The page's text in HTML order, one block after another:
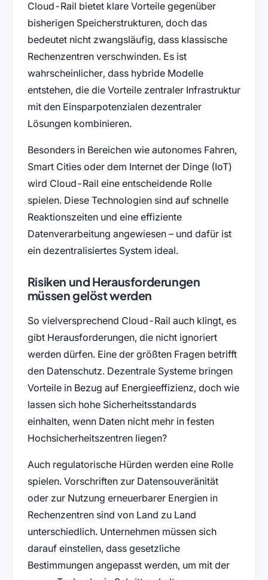
Cloud-Rail bietet klare Vorteile gegenüber
bisherigen Speicherstrukturen, doch das
bedeutet nicht zwangsläufig, dass klassische
Rechenzentren verschwinden. Es ist
wahrscheinlicher, dass hybride Modelle
entstehen, die die Vorteile zentraler Infrastruktur
mit den Einsparpotenzialen dezentraler
Lösungen kombinieren.
Besonders in Bereichen wie autonomes Fahren,
Smart Cities oder dem Internet der Dinge (IoT)
wird Cloud-Rail eine entscheidende Rolle
spielen. Diese Technologien sind auf schnelle
Reaktionszeiten und eine effiziente
Datenverarbeitung angewiesen – und dafür ist
ein dezentralisiertes System ideal.
Risiken und Herausforderungen
müssen gelöst werden
So vielversprechend Cloud-Rail auch klingt, es
gibt Herausforderungen, die nicht ignoriert
werden dürfen. Eine der größten Fragen betrifft
den Datenschutz. Dezentrale Systeme bringen
Vorteile in Bezug auf Energieeffizienz, doch wie
lassen sich hohe Sicherheitsstandards
einhalten, wenn Daten nicht mehr in festen
Hochsicherheitszentren liegen?
Auch regulatorische Hürden werden eine Rolle
spielen. Vorschriften zur Datensouveränität
oder zur Nutzung erneuerbarer Energien in
Rechenzentren sind von Land zu Land
unterschiedlich. Unternehmen müssen sich
darauf einstellen, dass gesetzliche
Bestimmungen angepasst werden, um mit der